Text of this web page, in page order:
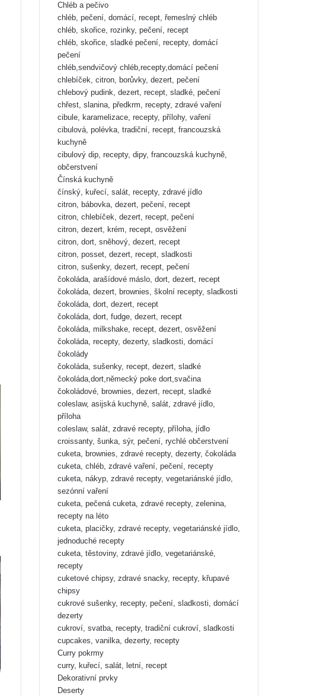
Chléb a pečivo
chléb, pečení, domácí, recept, řemeslný chléb
chléb, skořice, rozinky, pečení, recept
chléb, skořice, sladké pečení, recepty, domácí
pečení
chléb,sendvičový chléb,recepty,domácí pečení
chlebíček, citron, borůvky, dezert, pečení
chlebový pudink, dezert, recept, sladké, pečení
chřest, slanina, předkrm, recepty, zdravé vaření
cibule, karamelizace, recepty, přílohy, vaření
cibulová, polévka, tradiční, recept, francouzská
kuchyně
cibulový dip, recepty, dipy, francouzská kuchyně,
občerstvení
Čínská kuchyně
čínský, kuřecí, salát, recepty, zdravé jídlo
citron, bábovka, dezert, pečení, recept
citron, chlebíček, dezert, recept, pečení
citron, dezert, krém, recept, osvěžení
citron, dort, sněhový, dezert, recept
citron, posset, dezert, recept, sladkosti
citron, sušenky, dezert, recept, pečení
čokoláda, arašídové máslo, dort, dezert, recept
čokoláda, dezert, brownies, školní recepty, sladkosti
čokoláda, dort, dezert, recept
čokoláda, dort, fudge, dezert, recept
čokoláda, milkshake, recept, dezert, osvěžení
čokoláda, recepty, dezerty, sladkosti, domácí
čokolády
čokoláda, sušenky, recept, dezert, sladké
čokoláda,dort,německý poke dort,svačina
čokoládové, brownies, dezert, recept, sladké
coleslaw, asijská kuchyně, salát, zdravé jídlo,
příloha
coleslaw, salát, zdravé recepty, příloha, jídlo
croissanty, šunka, sýr, pečení, rychlé občerstvení
cuketa, brownies, zdravé recepty, dezerty, čokoláda
cuketa, chléb, zdravé vaření, pečení, recepty
cuketa, nákyp, zdravé recepty, vegetariánské jídlo,
sezónní vaření
cuketa, pečená cuketa, zdravé recepty, zelenina,
recepty na léto
cuketa, placičky, zdravé recepty, vegetariánské jídlo,
jednoduché recepty
cuketa, těstoviny, zdravé jídlo, vegetariánské,
recepty
cuketové chipsy, zdravé snacky, recepty, křupavé
chipsy
cukrové sušenky, recepty, pečení, sladkosti, domácí
dezerty
cukroví, svatba, recepty, tradiční cukroví, sladkosti
cupcakes, vanilka, dezerty, recepty
Curry pokrmy
curry, kuřecí, salát, letní, recept
Dekorativní prvky
Deserty